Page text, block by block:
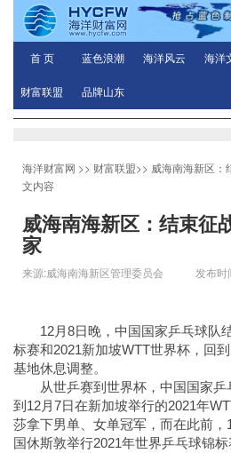
首 页 蓝色浪潮 海洋风云 海洋
财富联盟 品牌山东
海洋财富网 >> 财富联盟>> 威海南海新区：
文内容
威海南海新区：结束征
家
来源:威海南海新区管理委员会 发布时
12月8日晚，中国国家乒乓球队
标赛和2021新加坡WTT世界杯，回
基地休息调整。
从世乒赛到世界杯，中国国家
到12月7日在新加坡举行的2021年
莎拿下男单、女单冠军，而在此前，
国休斯敦举行2021年世界乒乓球锦